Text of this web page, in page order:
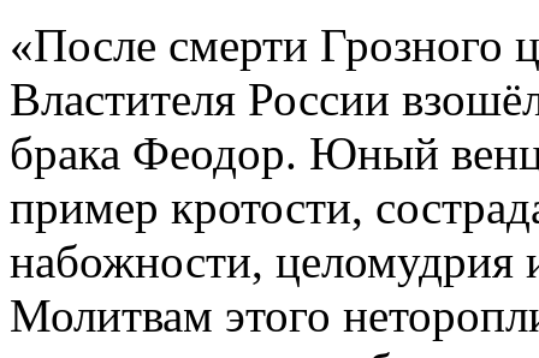
«После смерти Грозного
Властителя России
брака Феодор. Юный
пример кротости,
набожности, целомудрия
Молитвам этого